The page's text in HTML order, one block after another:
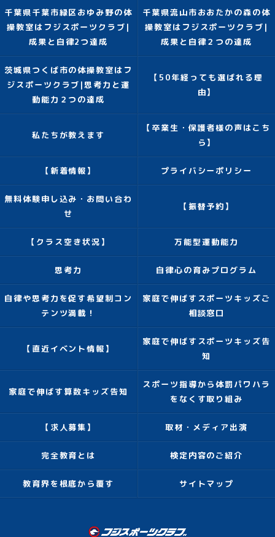
千葉県千葉市緑区おゆみ野の体
操教室はフジスポーツクラブ|
成果と自律2つ達成
千葉県流山市おおたかの森の体
操教室はフジスポーツクラブ|
成果と自律２つの達成
茨城県つくば市の体操教室はフ
ジスポーツクラブ|思考力と運
動能力２つの達成
【50年経っても選ばれる理
由】
私たちが教えます
【卒業生・保護者様の声はこち
ら】
【新着情報】 プライバシーポリシー
無料体験申し込み・お問い合わ
せ
【振替予約】
【クラス空き状況】 万能型運動能力
思考力 自律心の育みプログラム
自律や思考力を促す希望制コン
テンツ満載！
家庭で伸ばすスポーツキッズご
相談窓口
【直近イベント情報】
家庭で伸ばすスポーツキッズ告
知
家庭で伸ばす算数キッズ告知
スポーツ指導から体罰パワハラ
をなくす取り組み
【求人募集】 取材・メディア出演
完全教育とは 検定内容のご紹介
教育界を根底から覆す サイトマップ